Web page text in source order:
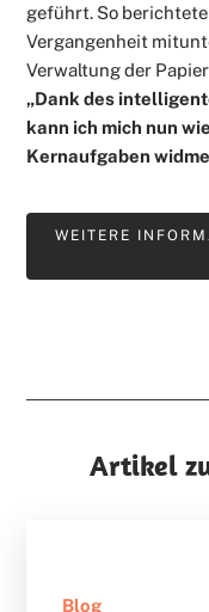
geführt. So
Vergangenheit
Verwaltung der
„Dank des
kann ich mich nun
Kernaufgaben
WEITERE
Artikel
Blog